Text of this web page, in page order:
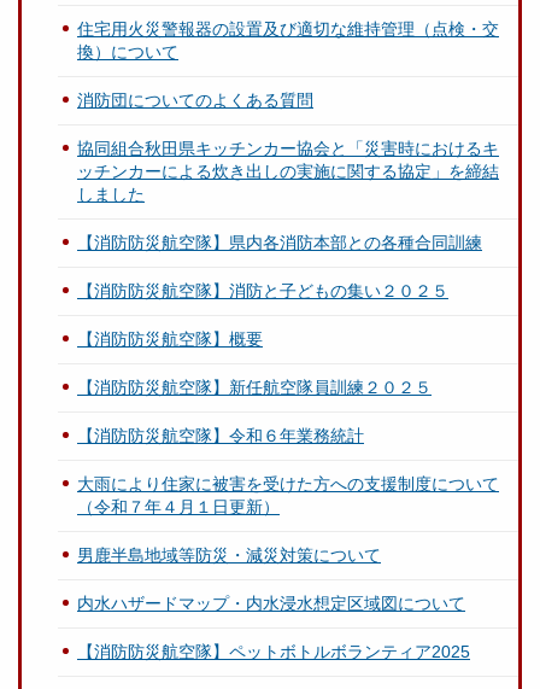
住宅用火災警報器の設置及び適切な維持管理（点検・交
換）について
消防団についてのよくある質問
協同組合秋田県キッチンカー協会と「災害時におけるキ
ッチンカーによる炊き出しの実施に関する協定」を締結
しました
【消防防災航空隊】県内各消防本部との各種合同訓練
【消防防災航空隊】消防と子どもの集い２０２５
【消防防災航空隊】概要
【消防防災航空隊】新任航空隊員訓練２０２５
【消防防災航空隊】令和６年業務統計
大雨により住家に被害を受けた方への支援制度について
（令和７年４月１日更新）
男鹿半島地域等防災・減災対策について
内水ハザードマップ・内水浸水想定区域図について
【消防防災航空隊】ペットボトルボランティア2025